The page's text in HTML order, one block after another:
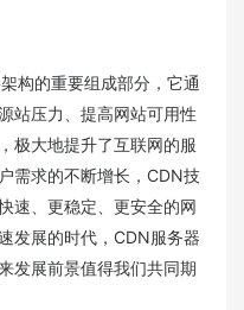
构的重要组成部分，它通
站压力、提高网站可用性
极大地提升了互联网的服
需求的不断增长，CDN技
速、更稳定、更安全的网
发展的时代，CDN服务器
发展前景值得我们共同期